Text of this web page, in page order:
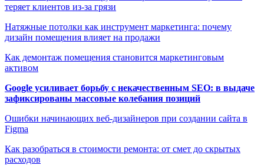
теряет клиентов из-за грязи
Натяжные потолки как инструмент маркетинга: почему
дизайн помещения влияет на продажи
Как демонтаж помещения становится маркетинговым
активом
Google усиливает борьбу с некачественным SEO: в выдаче
зафиксированы массовые колебания позиций
Ошибки начинающих веб-дизайнеров при создании сайта в
Figma
Как разобраться в стоимости ремонта: от смет до скрытых
расходов